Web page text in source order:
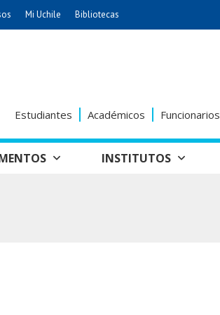
Cs. Sociales
Economía y Negocios
Mi Uchile Bibliotecas
Estudiantes Académicos Funcionarios
INSTITUTOS